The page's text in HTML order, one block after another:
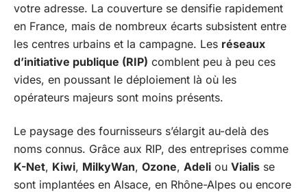
votre adresse. La couverture se densifie rapidement
en France, mais de nombreux écarts subsistent entre
les centres urbains et la campagne. Les réseaux
d’initiative publique (RIP) comblent peu à peu ces
vides, en poussant le déploiement là où les
opérateurs majeurs sont moins présents.
Le paysage des fournisseurs s’élargit au-delà des
noms connus. Grâce aux RIP, des entreprises comme
K-Net, Kiwi, MilkyWan, Ozone, Adeli ou Vialis se
sont implantées en Alsace, en Rhône-Alpes ou encore